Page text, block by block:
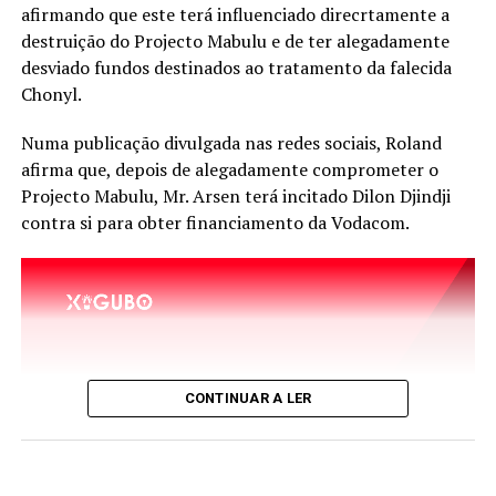
o afastamento da literatura do quotidiano dos
moçambicanos.
Para Gilberto Mendes, a cultura deixou de ser encarada
como um bem essencial para a formação da sociedade e,
como consequência, surgiram problemas como a perda
de civismo, o empobrecimento do debate público, a
degradação do uso da língua portuguesa e a crescente
valorização de conteúdos superficiais nas plataformas
Com o Gungu Cinema, Gilberto Mendes poderá ampliar
a sua contribuição para a preservação e promoção da
afirmando que este terá influenciado direcrtamente a
destruição do Projecto Mabulu e de ter alegadamente
desviado fundos destinados ao tratamento da falecida
Chonyl.
Numa publicação divulgada nas redes sociais, Roland
afirma que, depois de alegadamente comprometer o
Projecto Mabulu, Mr. Arsen terá incitado Dilon Djindji
contra si para obter financiamento da Vodacom.
CONTINUAR A LER